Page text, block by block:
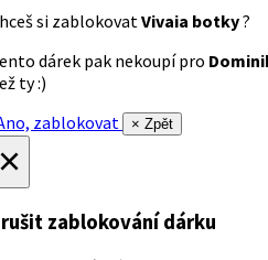
si zablokovatVivaia botky?
dárek pak nekoupí pro
ty :)
zablokovat
× Zpět
zablokování dárku